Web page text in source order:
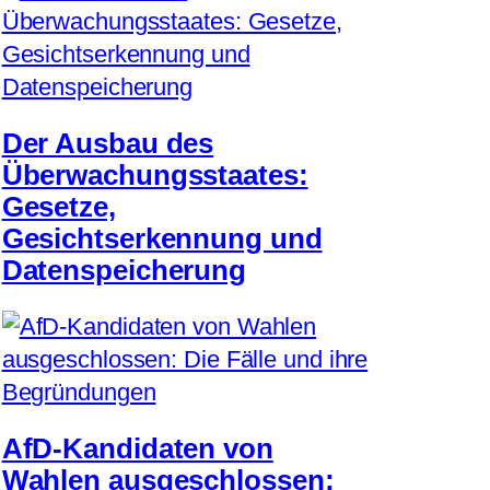
Der Ausbau des
Überwachungsstaates:
Gesetze,
Gesichtserkennung und
Datenspeicherung
AfD-Kandidaten von
Wahlen ausgeschlossen: